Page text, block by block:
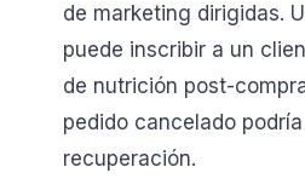
de marketing dirigidas.
puede inscribir a un
de nutrición post-
pedido cancelado
recuperación.